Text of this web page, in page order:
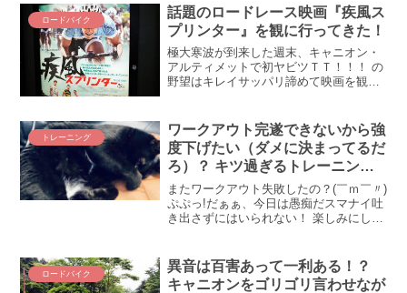
時期がやってきました。まさに聖地巡
礼、V坂クライム。V坂の先に、速くなる
自分はいるのか！？ 続けてみないことに
は分からない、けれど続けたら何かしら
の成果を手に入れられるV坂に、2022年
初挑戦してきました！
ロードバイク
話題のロードレース映画『疾風ス
プリンター』を観に行ってきた！
極大寒波が到来した週末、キャニオン・
アルティメットで初ヤビツＴＴ！！！ の
野望はキレイサッパリ諦めて映画を観に
ス映画『疾風スプリンター』『パンター
ニ 海賊と呼ばれた...
トレーニング
ワークアウト完遂できないから強
度下げたい（ダメに決まってるだ
ろ）？ キツ過ぎるトレーニング
を乗り切る方法をTRに聞きまし
た
またワークアウト失敗したの？(￣ｍ￣〃)
ぷぷっ!だぁぁ、今日は愚痴だスマナイ吐
き出さずにはいられない！ 楽しみにして
ットももたず失敗ヽ(`Д´)ﾉｳﾜｧｧ! ぐぬ
ぬ、...
ロードバイク
異音は百害あって一利ある！？
キャニオンをゴリゴリ言わせなが